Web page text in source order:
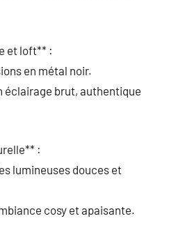
et loft** :
en métal noir.
éclairage brut, authentique
:
lumineuses douces et
cosy et apaisante.